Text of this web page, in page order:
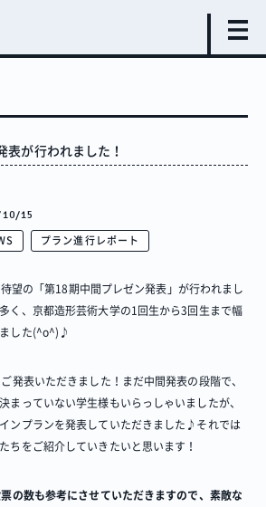
表が行われました！
15
プラン進行レポート
望の「第18期中間プレゼン発表」が行われまし
く、京都造形芸術大学の1回生から3回生まで幅
した(^o^)♪
発表いただきました！まだ中間発表の段階で、
まっていない学生様もいらっしゃいましたが、
ンプランを発表していただきました♪それでは
ちをご紹介していきたいと思います！
の数も参考にさせていただきますので、 素敵な